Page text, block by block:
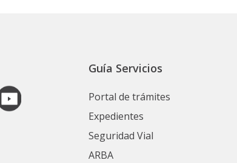
Guía Servicios
Portal de trámites
Expedientes
Seguridad Vial
ARBA